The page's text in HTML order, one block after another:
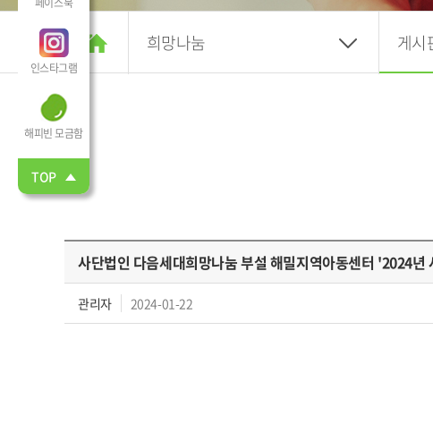
희망나눔 게시
사단법인 다음세대희망나눔 부설 해밀지역아동센터 '2024년
관리자 2024-01-22
인스타그램
해피빈 모금함
TOP